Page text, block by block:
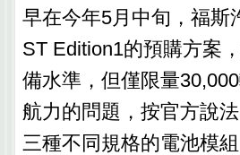
早在今年5月中旬，福斯
ST Edition1的預購方案
備水準，但僅限量
航力的問題，按官方說
三種不同規格的電池模